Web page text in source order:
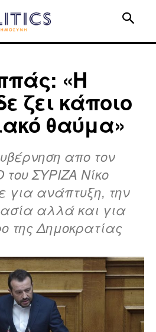
«Η
ζει κάποιο
θαύμα»
απο τον
ΣΥΡΙΖΑ Νίκο
για ανάπτυξη, την
αλλά και για
της Δημοκρατίας